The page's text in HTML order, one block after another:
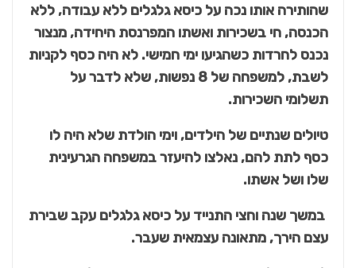
שהותירה אותו נכה על כיסא גלגלים ללא עבודה, ללא
הכנסה, חי בשכירות ואשתו המפרנסת היחידה, מנצור
נכנס לחרדות כשהגיעו ימי חמישי. לא היה כסף לקניות
לשבת, למשפחה של 8 נפשות, שלא לדבר על
תשלומי השכירות.
טיולים שנתיים של הילדים, וימי הולדת שלא היה לו
כסף לתת להם, נאלצו להיעזר במשפחה הגרעינית
שלו ושל אשתו.
במשך שנה וחצי התנייד על כיסא גלגלים עקב שבירת
עצם הירך, מתאונה עצמאית שעבר.